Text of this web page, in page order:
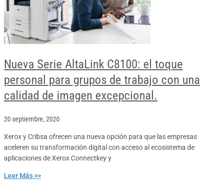
Nueva Serie AltaLink C8100: el toque
personal para grupos de trabajo con una
calidad de imagen excepcional.
20 septiembre, 2020
Xerox y Cribsa ofrecen una nueva opción para que las empresas
aceleren su transformación digital con acceso al ecosistema de
aplicaciones de Xerox Connectkey y
Leer Más >>